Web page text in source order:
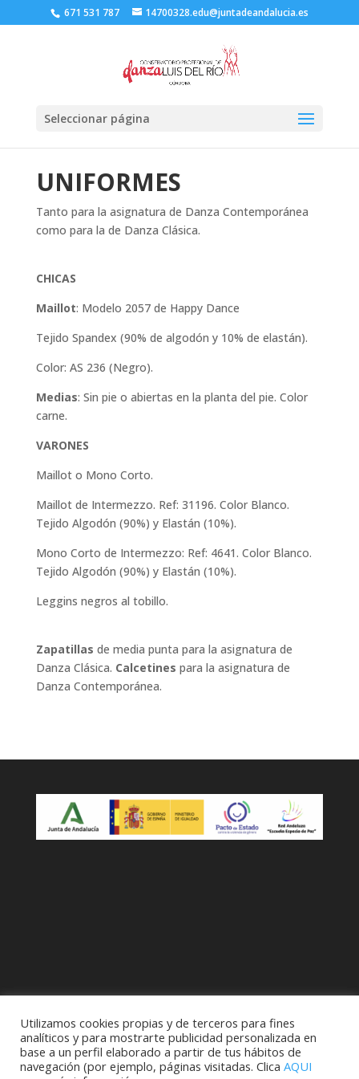
671 531 787 14700328.edu@juntadeandalucia.es
Seleccionar página
UNIFORMES
Tanto para la asignatura de Danza Contemporánea
como para la de Danza Clásica.
CHICAS
Maillot: Modelo 2057 de Happy Dance
Tejido Spandex (90% de algodón y 10% de elastán).
Color: AS 236 (Negro).
Medias: Sin pie o abiertas en la planta del pie. Color
carne.
VARONES
Maillot o Mono Corto.
Maillot de Intermezzo. Ref: 31196. Color Blanco.
Tejido Algodón (90%) y Elastán (10%).
Mono Corto de Intermezzo: Ref: 4641. Color Blanco.
Tejido Algodón (90%) y Elastán (10%).
Leggins negros al tobillo.
Zapatillas de media punta para la asignatura de
Danza Clásica. Calcetines para la asignatura de
Danza Contemporánea.
Utilizamos cookies propias y de terceros para fines
analíticos y para mostrarte publicidad personalizada en
base a un perfil elaborado a partir de tus hábitos de
navegación (por ejemplo, páginas visitadas. Clica AQUI